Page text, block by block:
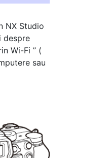
NX Studio
despre
Wi-Fi ” (
sau